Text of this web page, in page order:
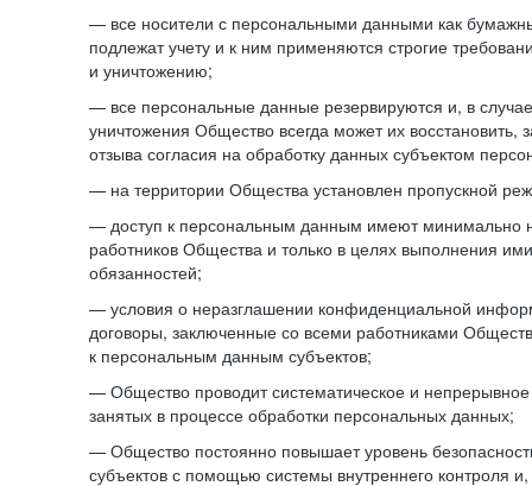
— все носители с персональными данными как
подлежат учету и к ним применяются строгие
и уничтожению;
— все персональные данные резервируются и, в
уничтожения Общество всегда может их восстановить,
отзыва согласия на обработку данных субъектом
— на территории Общества установлен пропускной
— доступ к персональным данным имеют минимально
работников Общества и только в целях выполнения
обязанностей;
— условия о неразглашении конфиденциальной
договоры, заключенные со всеми работниками
к персональным данным субъектов;
— Общество проводит систематическое и непрерывное
занятых в процессе обработки персональных данных;
— Общество постоянно повышает уровень
субъектов с помощью системы внутреннего контроля